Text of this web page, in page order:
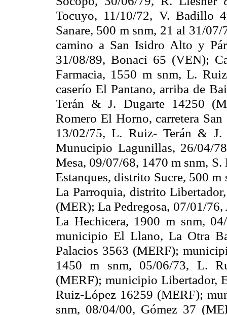
Tocuyo, 11/10/72, V. Badillo
Sanare, 500 m snm, 21 al 31/
camino a San Isidro Alto y
31/08/89, Bonaci 65 (VEN);
Farmacia, 1550 m snm, L.
caserío El Pantano, arriba de
Terán & J. Dugarte 14250
Romero El Horno, carretera
13/02/75, L. Ruiz- Terán & J.
Munucipio Lagunillas, 26/04/
Mesa, 09/07/68, 1470 m snm,
Estanques, distrito Sucre, 500 m
La Parroquia, distrito
(MER);La Pedregosa, 07/01/
La Hechicera, 1900 m snm,
municipio El Llano, La Otra
Palacios 3563 (MERF);
1450 m snm, 05/06/73, L.
(MERF); municipio Libertador,
Ruiz-López 16259 (MERF);
snm, 08/04/00, Gómez 37